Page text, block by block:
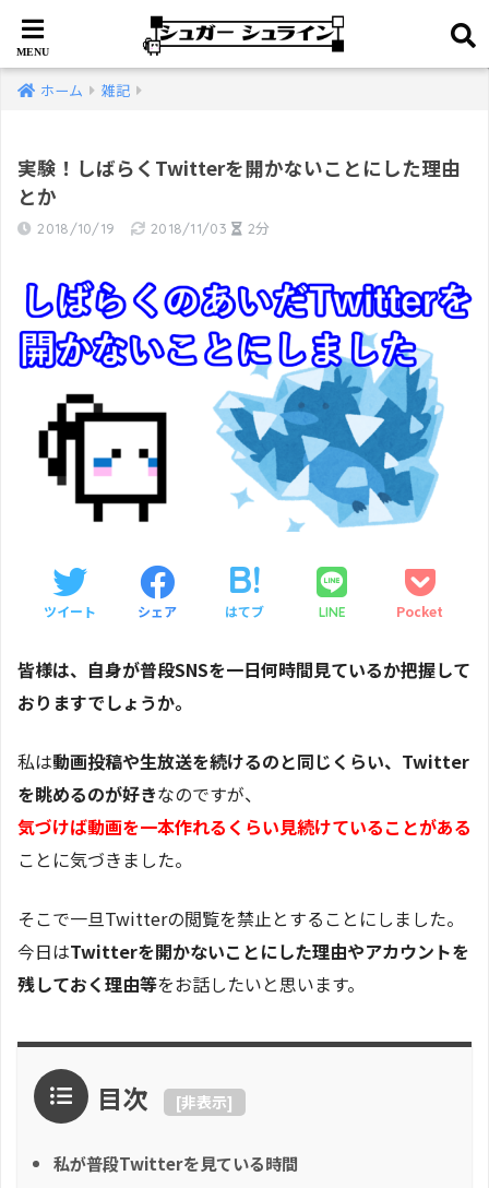
ホーム 雑記
実験！しばらくTwitterを開かないことにした理由
とか
2018/10/19 2018/11/03 2分
ツイート シェア はてブ LINE Pocket
皆様は、自身が普段SNSを一日何時間見ているか把握して
おりますでしょうか。
私は動画投稿や生放送を続けるのと同じくらい、Twitter
を眺めるのが好きなのですが、
気づけば動画を一本作れるくらい見続けていることがある
ことに気づきました。
そこで一旦Twitterの閲覧を禁止とすることにしました。
今日はTwitterを開かないことにした理由やアカウントを
残しておく理由等をお話したいと思います。
目次 [非表示]
私が普段Twitterを見ている時間